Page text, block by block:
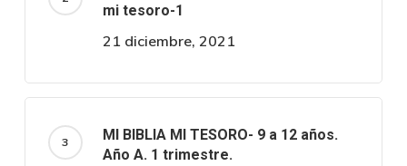
mi tesoro-1
21 diciembre, 2021
MI BIBLIA MI TESORO- 9 a 12 años.
Año A. 1 trimestre.